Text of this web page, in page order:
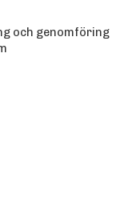
och genomföring